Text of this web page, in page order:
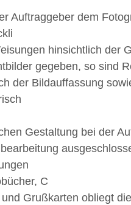
Auftraggeber dem
hinsichtlich der
gegeben, so sind
der Bildauffassung
Gestaltung bei der
C
Grußkarten obliegt